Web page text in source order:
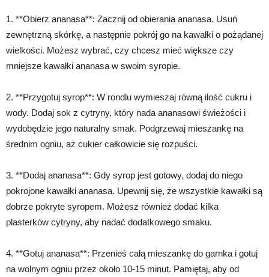
1. **Obierz ananasa**: Zacznij od obierania ananasa. Usuń
zewnętrzną skórkę, a następnie pokrój go na kawałki o pożądanej
wielkości. Możesz wybrać, czy chcesz mieć większe czy
mniejsze kawałki ananasa w swoim syropie.
2. **Przygotuj syrop**: W rondlu wymieszaj równą ilość cukru i
wody. Dodaj sok z cytryny, który nada ananasowi świeżości i
wydobędzie jego naturalny smak. Podgrzewaj mieszankę na
średnim ogniu, aż cukier całkowicie się rozpuści.
3. **Dodaj ananasa**: Gdy syrop jest gotowy, dodaj do niego
pokrojone kawałki ananasa. Upewnij się, że wszystkie kawałki są
dobrze pokryte syropem. Możesz również dodać kilka
plasterków cytryny, aby nadać dodatkowego smaku.
4. **Gotuj ananasa**: Przenieś całą mieszankę do garnka i gotuj
na wolnym ogniu przez około 10-15 minut. Pamiętaj, aby od